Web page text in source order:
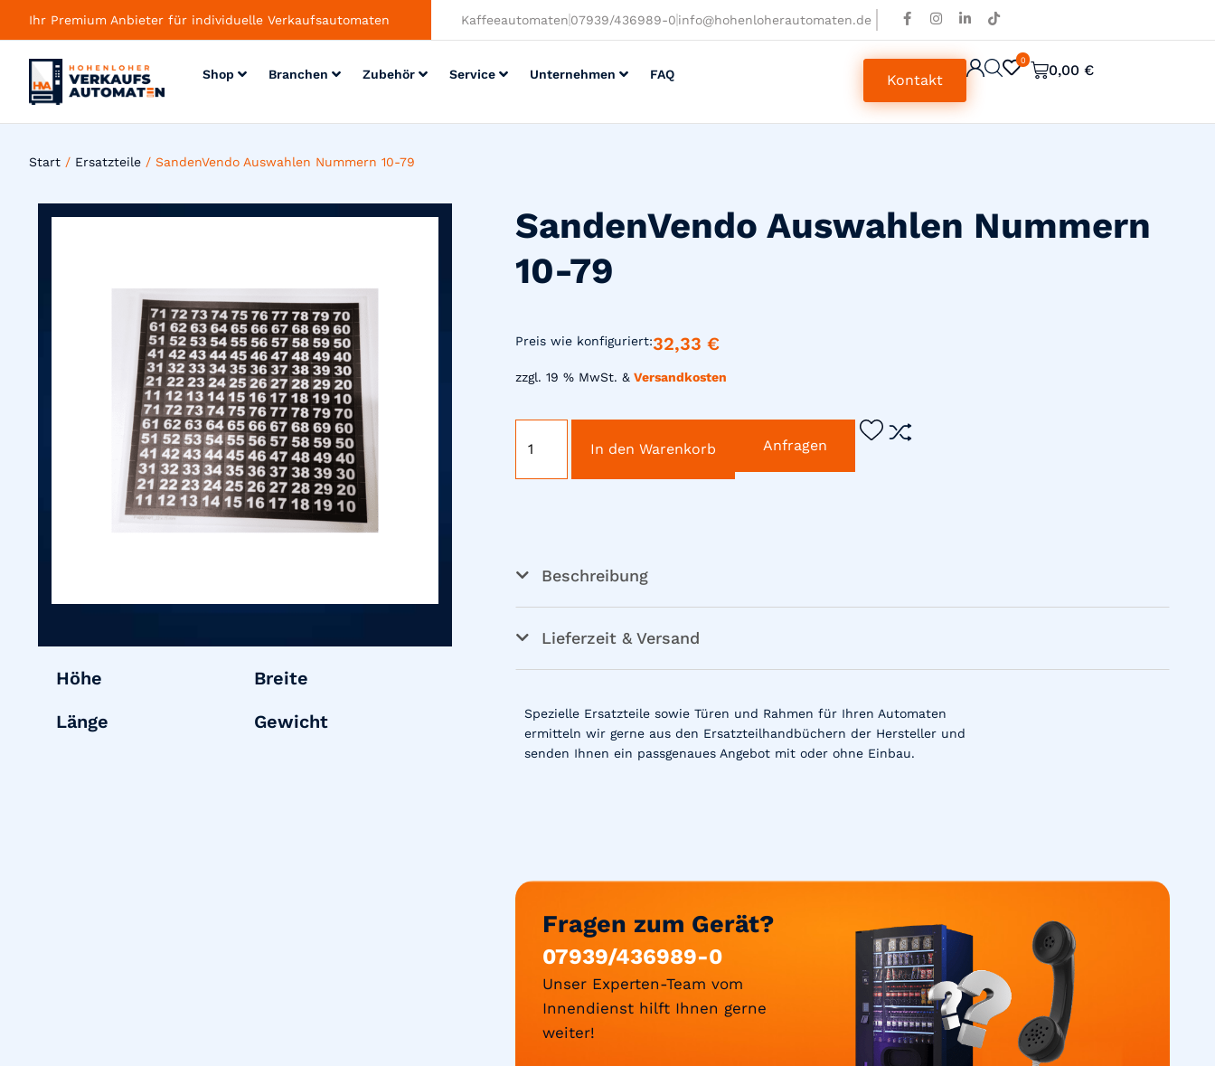
Ihr Premium Anbieter für individuelle Verkaufsautomaten Kaffeeautomaten 07939/436989-0 info@hohenloherautomaten.de
Shop Branchen Zubehör Service Unternehmen FAQ Kontakt
0
0,00 €
Start / Ersatzteile / SandenVendo Auswahlen Nummern 10-79
Höhe
Breite
Länge
Gewicht
SandenVendo Auswahlen Nummern
10-79
Preis wie konfiguriert:32,33 €
zzgl. 19 % MwSt. & Versandkosten
In den Warenkorb Anfragen
Beschreibung
Lieferzeit & Versand
Spezielle Ersatzteile sowie Türen und Rahmen für Ihren Automaten
ermitteln wir gerne aus den Ersatzteilhandbüchern der Hersteller und
senden Ihnen ein passgenaues Angebot mit oder ohne Einbau.
Fragen zum Gerät?
07939/436989-0
Unser Experten-Team vom
Innendienst hilft Ihnen gerne
weiter!